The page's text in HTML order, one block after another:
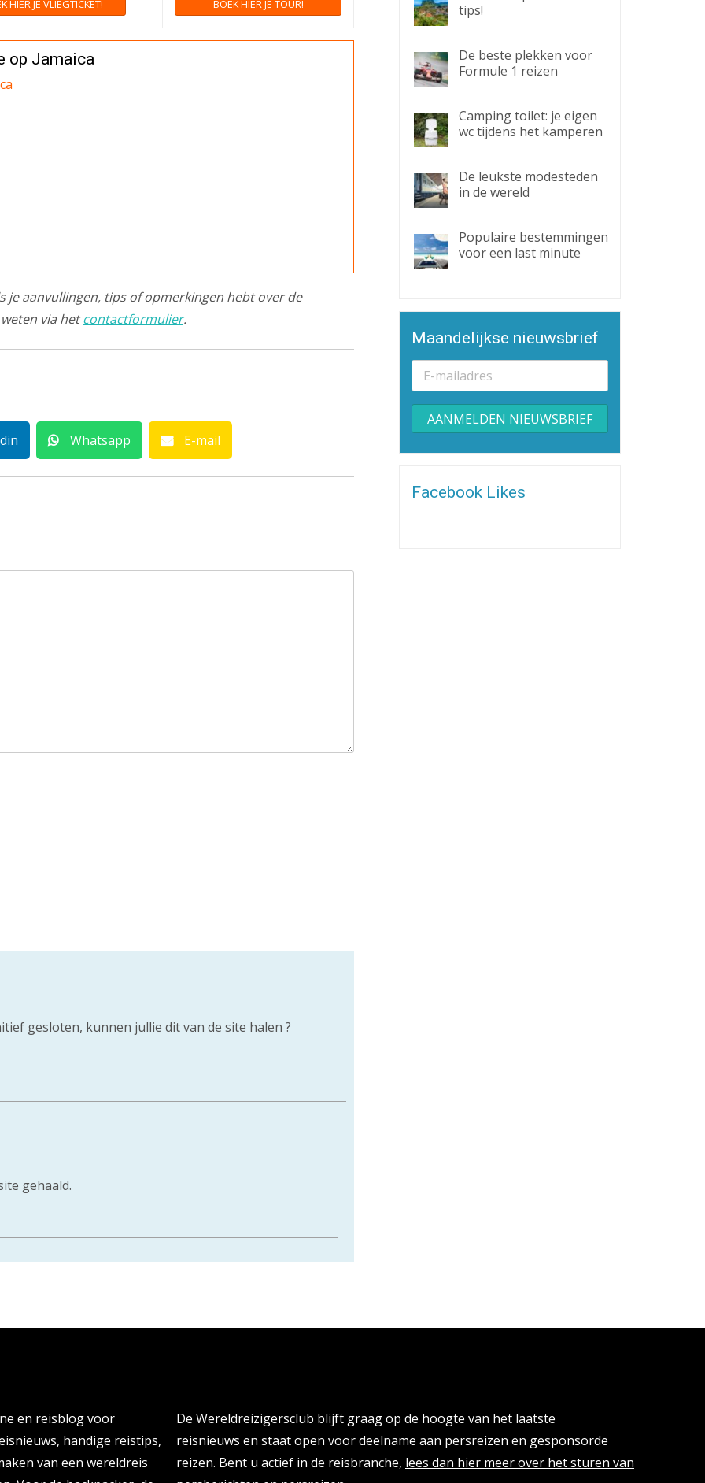
HIER JE VLIEGTICKET! BOEK HIER JE TOUR!
op Jamaica
je aanvullingen, tips of opmerkingen hebt over de
via hetcontactformulier.
Whatsapp E-mail
gesloten, kunnen jullie dit van de site halen ?
gehaald.
tips!
De beste plekken voor
Formule 1 reizen
Camping toilet: je eigen
wc tijdens het kamperen
De leukste modesteden
in de wereld
Populaire bestemmingen
voor een last minute
Maandelijkse nieuwsbrief
Alternative:
Facebook Likes
en reisblog voor
handige reistips,
van een wereldreis
De Wereldreizigersclub blijft graag op de hoogte van het laatste
reisnieuws en staat open voor deelname aan persreizen en gesponsorde
reizen. Bent u actief in de reisbranche, lees dan hier meer over het sturen van